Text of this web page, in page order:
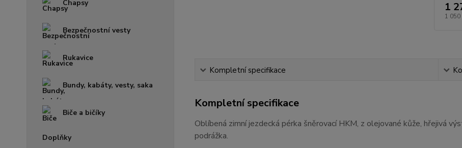
Chapsy
Bezpečnostní vesty
Rukavice
Bundy, kabáty, vesty, saka
Biče a bičíky
Doplňky
1
1 050
Kompletní specifikace
Kompletní specifikace
Oblíbená zimní jezdecká pérka šněrovací HKM, z olejované kůže, hřejivá
podrážka.